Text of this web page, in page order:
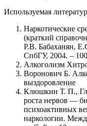
Используемая
Наркотические
(краткий
Р.В. Бабаханян,
СпбГУ, 2004. –
Алкоголизм
Воронович Б.
выздоровление
Клюшкин Т. П.,
роста нервов —
психоактивных
наркологии.